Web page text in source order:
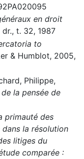
en droit
t. 32, 1987
to
& Humblot, 2005,
Philippe,
la pensée de
primauté des
la résolution
litiges du
comparée :